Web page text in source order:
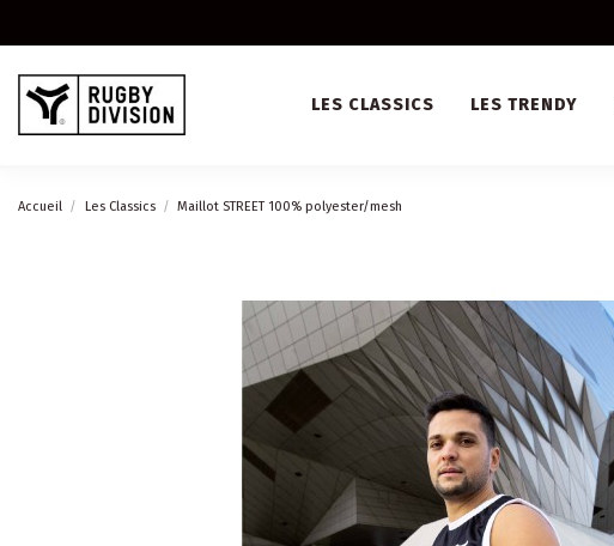
LES CLASSICS LES TRENDY
Accueil Les Classics Maillot STREET 100% polyester/mesh